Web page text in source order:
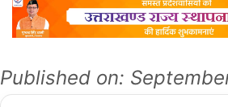
Published on: